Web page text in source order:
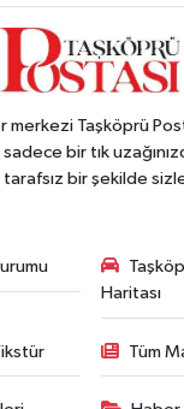
merkezi Taşköprü
bir tık
bir şekilde
Haritası
Tüm